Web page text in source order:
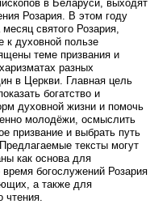
в Беларуси, выходят
Розария. В этом году
святого Розария,
к духовной пользе
теме призвания и
разных
в Церкви. Главная цель
богатство и
духовной жизни и помочь
молодёжи, осмыслить
призвание и выбрать путь
тексты могут
как основа для
богослужений Розария
а также для
чтения.